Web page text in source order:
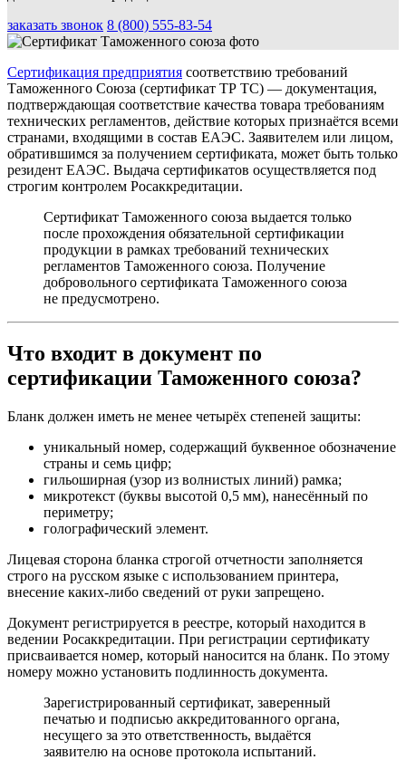
заказать звонок 8 (800) 555-83-54
Сертификация предприятия соответствию требований
Таможенного Союза (сертификат ТР ТС) — документация,
подтверждающая соответствие качества товара требованиям
технических регламентов, действие которых признаётся всеми
странами, входящими в состав ЕАЭС. Заявителем или лицом,
обратившимся за получением сертификата, может быть только
резидент ЕАЭС. Выдача сертификатов осуществляется под
строгим контролем Росаккредитации.
Сертификат Таможенного союза выдается только
после прохождения обязательной сертификации
продукции в рамках требований технических
регламентов Таможенного союза. Получение
добровольного сертификата Таможенного союза
не предусмотрено.
Что входит в документ по
сертификации Таможенного союза?
Бланк должен иметь не менее четырёх степеней защиты:
уникальный номер, содержащий буквенное обозначение
страны и семь цифр;
гильоширная (узор из волнистых линий) рамка;
микротекст (буквы высотой 0,5 мм), нанесённый по
периметру;
голографический элемент.
Лицевая сторона бланка строгой отчетности заполняется
строго на русском языке с использованием принтера,
внесение каких-либо сведений от руки запрещено.
Документ регистрируется в реестре, который находится в
ведении Росаккредитации. При регистрации сертификату
присваивается номер, который наносится на бланк. По этому
номеру можно установить подлинность документа.
Зарегистрированный сертификат, заверенный
печатью и подписью аккредитованного органа,
несущего за это ответственность, выдаётся
заявителю на основе протокола испытаний.